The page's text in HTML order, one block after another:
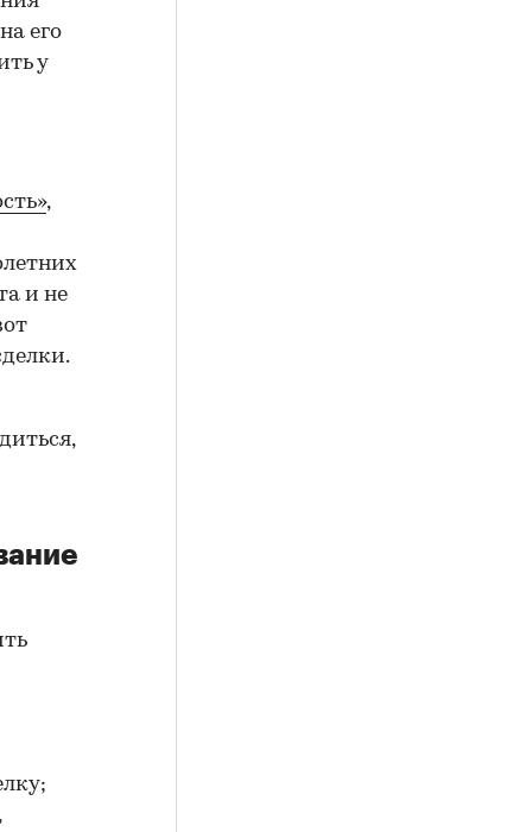
его
у
,
и не